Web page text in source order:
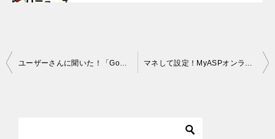
投
ユーザーさんに聞いた！「Googleスプレッドシート連携機能」の活用事例